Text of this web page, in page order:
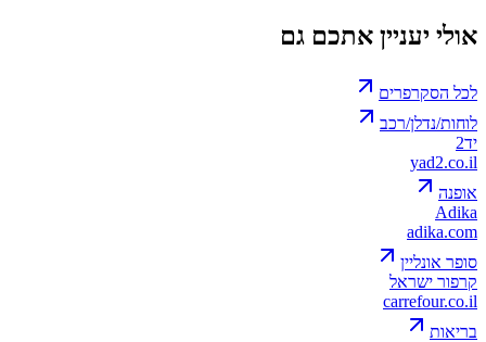
אולי יעניין אתכם גם
לכל הסקרפרים
לוחות/נדלן/רכב
יד2
yad2.co.il
אופנה
Adika
adika.com
סופר אונליין
קרפור ישראל
carrefour.co.il
בריאות